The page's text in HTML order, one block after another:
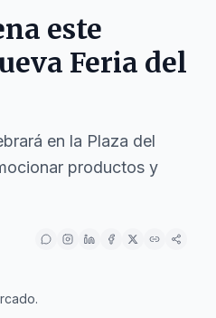
este
Feria del
en la Plaza del
productos y